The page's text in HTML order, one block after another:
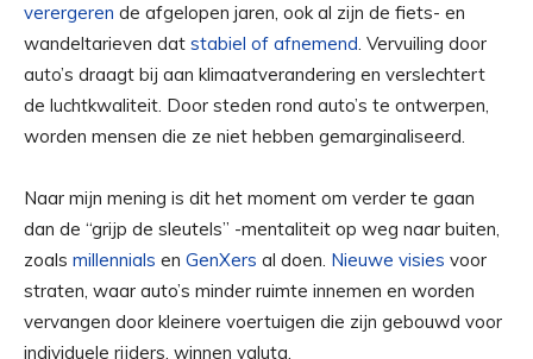
verergeren de afgelopen jaren, ook al zijn de fiets- en
wandeltarieven dat stabiel of afnemend. Vervuiling door
auto’s draagt ​​bij aan klimaatverandering en verslechtert
de luchtkwaliteit. Door steden rond auto’s te ontwerpen,
worden mensen die ze niet hebben gemarginaliseerd.
Naar mijn mening is dit het moment om verder te gaan
dan de “grijp de sleutels” -mentaliteit op weg naar buiten,
zoals millennials en GenXers al doen. Nieuwe visies voor
straten, waar auto’s minder ruimte innemen en worden
vervangen door kleinere voertuigen die zijn gebouwd voor
individuele rijders, winnen valuta.